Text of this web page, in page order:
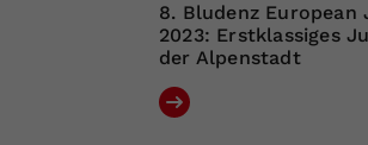
8. Bludenz European
2023: Erstklassiges
der Alpenstadt